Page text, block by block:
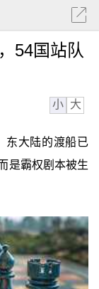
54国站队
小 大
东大陆的渡船已
是霸权剧本被生